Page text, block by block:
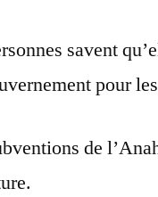
savent
pour
de